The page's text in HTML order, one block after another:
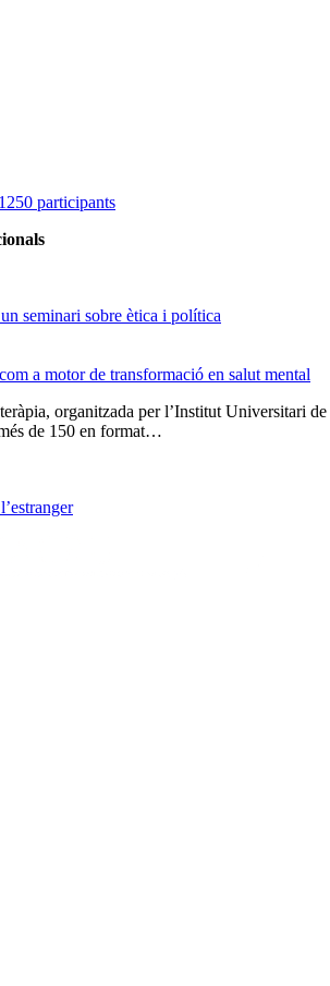
participants
seminari sobre ètica i política
a motor de transformació en salut mental
organitzada per l’Institut
de 150 en format…